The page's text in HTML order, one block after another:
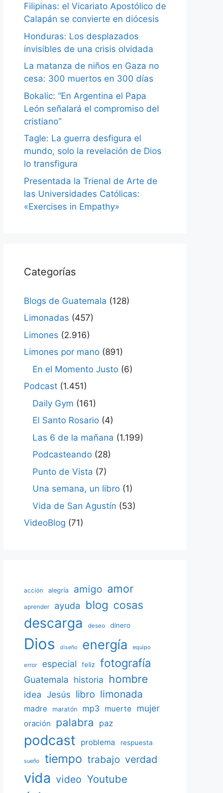
Filipinas: el Vicariato Apostólico de
Calapán se convierte en diócesis
Honduras: Los desplazados
invisibles de una crisis olvidada
La matanza de niños en Gaza no
cesa: 300 muertos en 300 días
Bokalic: “En Argentina el Papa
León señalará el compromiso del
cristiano”
Tagle: La guerra desfigura el
mundo, solo la revelación de Dios
lo transfigura
Presentada la Trienal de Arte de
las Universidades Católicas:
«Exercises in Empathy»
Categorías
Blogs de Guatemala (128)
Limonadas (457)
Limones (2.916)
Limones por mano (891)
En el Momento Justo (6)
Podcast (1.451)
Daily Gym (161)
El Santo Rosario (4)
Las 6 de la mañana (1.199)
Podcasteando (28)
Punto de Vista (7)
Una semana, un libro (1)
Vida de San Agustín (53)
VideoBlog (71)
acción alegría amigo amor
aprender ayuda blog cosas
descarga deseo dinero
Dios diseño energía equipo
error especial feliz fotografía
Guatemala historia hombre
idea Jesús libro limonada
madre maratón mp3 muerte mujer
oración palabra paz
podcast problema respuesta
sueño tiempo trabajo verdad
vida video Youtube